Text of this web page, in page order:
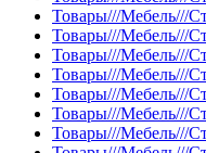
Товары///Мебель///
Товары///Мебель///
Товары///Мебель///
Товары///Мебель///
Товары///Мебель///
Товары///Мебель///
Товары///Мебель///